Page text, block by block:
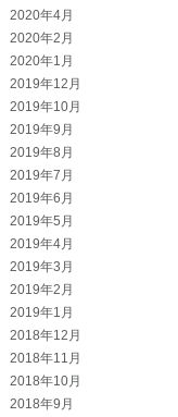
2020年4月
2020年2月
2020年1月
2019年12月
2019年10月
2019年9月
2019年8月
2019年7月
2019年6月
2019年5月
2019年4月
2019年3月
2019年2月
2019年1月
2018年12月
2018年11月
2018年10月
2018年9月